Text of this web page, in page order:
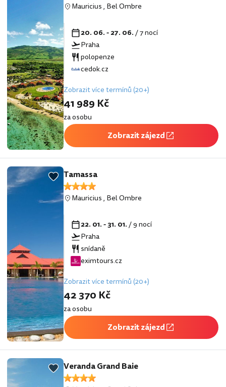
Mauricius, Bel Ombre
20. 06. - 27. 06./ 7 nocí
Praha
polopenze
cedok.cz
Zobrazit více termínů (20+)
41 989 Kč
za osobu
Zobrazit zájezd
Tamassa
Mauricius, Bel Ombre
22. 01. - 31. 01./ 9 nocí
Praha
snídaně
eximtours.cz
Zobrazit více termínů (20+)
42 370 Kč
za osobu
Zobrazit zájezd
Veranda Grand Baie